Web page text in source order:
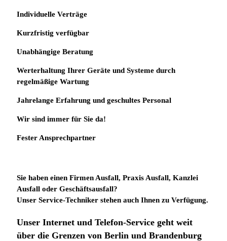
Individuelle Verträge
Kurzfristig verfügbar
Unabhängige Beratung
Werterhaltung Ihrer Geräte und Systeme durch
regelmäßige Wartung
Jahrelange Erfahrung und geschultes Personal
Wir sind immer für Sie da!
Fester Ansprechpartner
Sie haben einen Firmen Ausfall, Praxis Ausfall, Kanzlei
Ausfall oder Geschäftsausfall?
Unser Service-Techniker stehen auch Ihnen zu Verfügung.
Unser Internet und Telefon-Service geht weit
über die Grenzen von Berlin und Brandenburg